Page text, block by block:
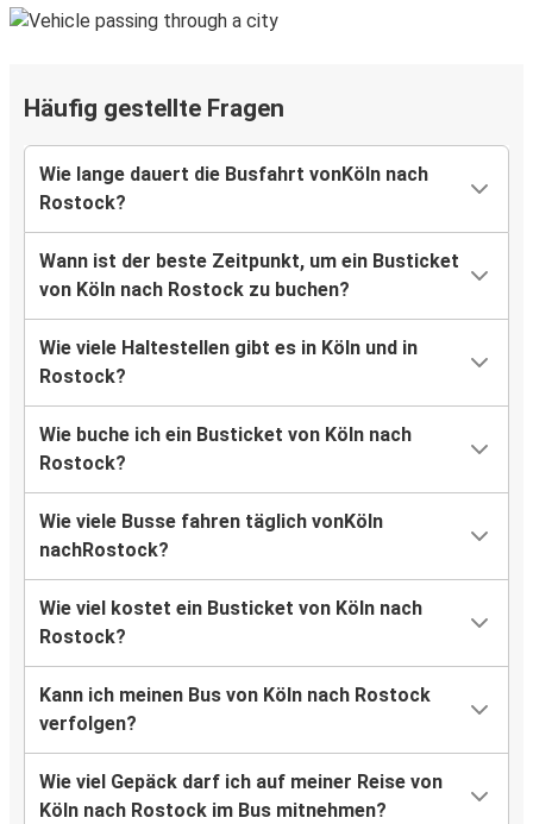
Häufig gestellte Fragen
Wie lange dauert die Busfahrt vonKöln nach
Rostock?
Wann ist der beste Zeitpunkt, um ein Busticket
von Köln nach Rostock zu buchen?
Wie viele Haltestellen gibt es in Köln und in
Rostock?
Wie buche ich ein Busticket von Köln nach
Rostock?
Wie viele Busse fahren täglich vonKöln
nachRostock?
Wie viel kostet ein Busticket von Köln nach
Rostock?
Kann ich meinen Bus von Köln nach Rostock
verfolgen?
Wie viel Gepäck darf ich auf meiner Reise von
Köln nach Rostock im Bus mitnehmen?